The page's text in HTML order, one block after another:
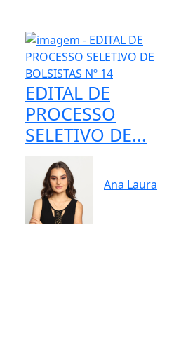
EDITAL DE
PROCESSO
SELETIVO DE...
Ana Laura